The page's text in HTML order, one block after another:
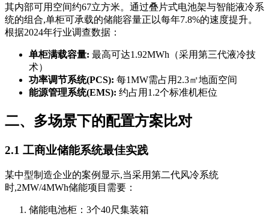
其内部可用空间约67立方米。通过叠片式电池架与智能液冷系
统的组合,单柜可承载的储能容量正以每年7.8%的速度提升。
根据2024年行业调查数据：
单柜满载容量: 最高可达1.92MWh（采用第三代液冷技
术）
功率调节系统(PCS): 每1MW需占用2.3㎡地面空间
能源管理系统(EMS): 约占用1.2个标准机柜位
二、多场景下的配置方案比对
2.1 工商业储能系统最佳实践
某中型制造企业的案例显示,当采用第二代风冷系统
时,2MW/4MWh储能项目需要：
储能电池柜：3个40尺集装箱